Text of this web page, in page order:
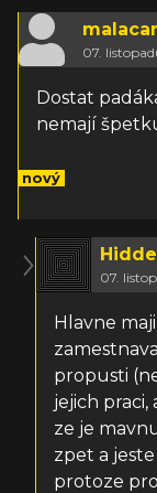
07.
Dostat
nemají
nový
07.
Hlavne
propusti
jejich praci,
ze je
zpet a
protoze